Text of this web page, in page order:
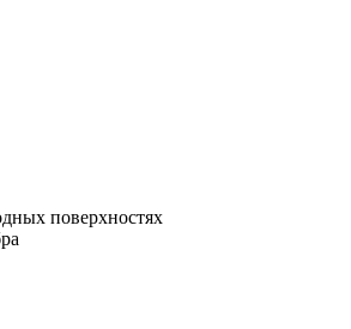
поверхностях